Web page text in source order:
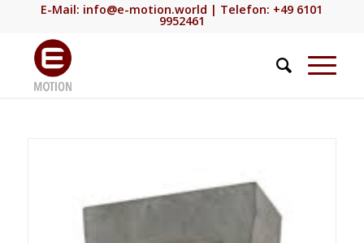
E-Mail: info@e-motion.world | Telefon: +49 6101
9952461